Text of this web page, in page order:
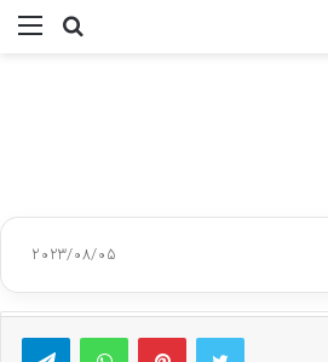
جستجو
2023/08/05
توییتر پینتریستواتس آپ